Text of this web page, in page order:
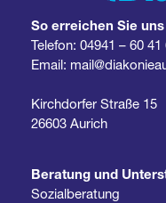
So erreichen Sie uns
Telefon: 04941 – 60 41
Email:
Kirchdorfer Straße 15
26603 Aurich
Beratung und
Sozialberatung